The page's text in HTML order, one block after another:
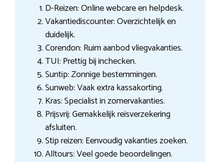
D-Reizen: Online webcare en helpdesk.
Vakantiediscounter: Overzichtelijk en
duidelijk.
Corendon: Ruim aanbod vliegvakanties.
TUI: Prettig bij inchecken.
Suntip: Zonnige bestemmingen.
Sunweb: Vaak extra kassakorting.
Kras: Specialist in zomervakanties.
Prijsvrij: Gemakkelijk reisverzekering
afsluiten.
Stip reizen: Eenvoudig vakanties zoeken.
Alltours: Veel goede beoordelingen.